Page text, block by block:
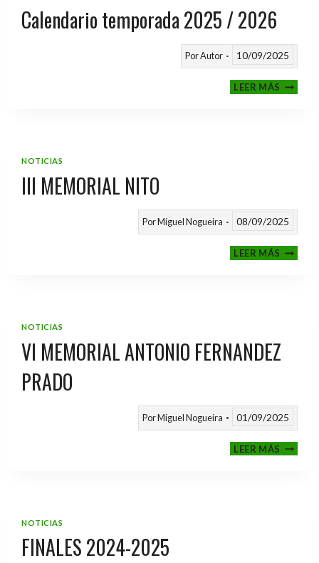
Calendario temporada 2025 / 2026
PorAutor 10/09/2025
LEER MÁS
NOTICIAS
III MEMORIAL NITO
PorMiguel Nogueira 08/09/2025
LEER MÁSIII
NOTICIAS
VI MEMORIAL ANTONIO FERNANDEZ
PRADO
PorMiguel Nogueira 01/09/2025
LEER MÁSVI
NOTICIAS
FINALES 2024-2025